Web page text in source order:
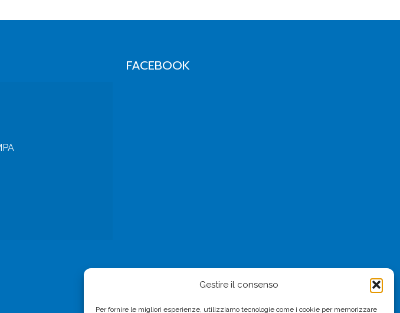
Gestire il consenso
Per fornire le migliori esperienze, utilizziamo tecnologie come i cookie per memorizzare
FACEBOOK